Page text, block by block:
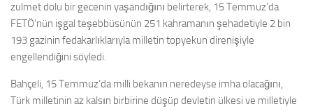
zulmet dolu bir gecenin yaşandığını belirterek, 15 Temmuz’da
FETÖ’nün işgal teşebbüsünün 251 kahramanın şehadetiyle 2 bin
193 gazinin fedakarlıklarıyla milletin topyekun direnişiyle
engellendiğini söyledi.
Bahçeli, 15 Temmuz’da milli bekanın neredeyse imha olacağını,
Türk milletinin az kalsın birbirine düşüp devletin ülkesi ve milletiyle